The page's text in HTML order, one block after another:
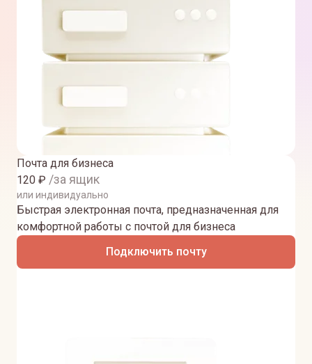
Почта для бизнеса
120 ₽ /за ящик
или индивидуально
Быстрая электронная почта, предназначенная для
комфортной работы с почтой для бизнеса
Подключить почту